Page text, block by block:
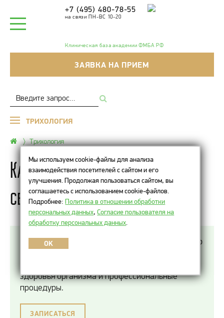
+7 (495) 480-78-55
на связи ПН-ВС 10-20
Клиническая база академии ФМБА РФ
ЗАЯВКА НА ПРИЕМ
ТРИХОЛОГИЯ
Трихология
Как замедлить появление
седины?
Замедлить появление седины можно с помощью
здоровья организма и профессиональные
процедуры.
ЗАПИСАТЬСЯ
Мы используем cookie-файлы для анализа
взаимодействия посетителей с сайтом и его
улучшения. Продолжая пользоваться сайтом, вы
соглашаетесь с использованием cookie-файлов.
Подробнее:Политика в отношении обработки
персональных данных,Согласие пользователя на
обработку персональных данных
OK